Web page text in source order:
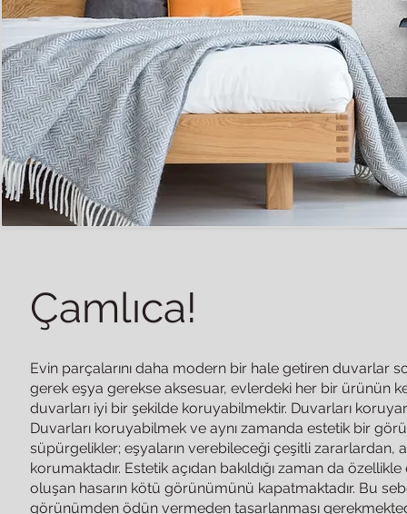
Çamlıca!
Evin parçalarını daha modern bir hale getiren duvarlar
gerek eşya gerekse aksesuar, evlerdeki her bir ürünün
duvarları iyi bir şekilde koruyabilmektir. Duvarları
Duvarları koruyabilmek ve aynı zamanda estetik bir
süpürgelikler; eşyaların verebileceği çeşitli zararlardan,
korumaktadır. Estetik açıdan bakıldığı zaman da
oluşan hasarın kötü görünümünü kapatmaktadır. Bu
görünümden ödün vermeden tasarlanması